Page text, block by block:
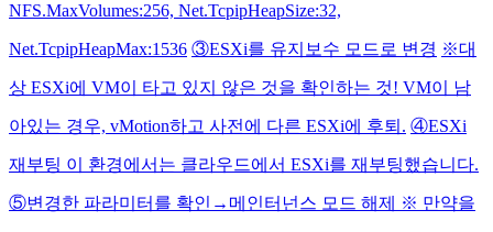
NFS.MaxVolumes:256, Net.TcpipHeapSize:32,
Net.TcpipHeapMax:1536 ③ESXi를 유지보수 모드로 변경 ※대
상 ESXi에 VM이 타고 있지 않은 것을 확인하는 것! VM이 남
아있는 경우, vMotion하고 사전에 다른 ESXi에 후퇴. ④ESXi
재부팅 이 환경에서는 클라우드에서 ESXi를 재부팅했습니다.
⑤변경한 파라미터를 확인→메인터넌스 모드 해제 ※ 만약을